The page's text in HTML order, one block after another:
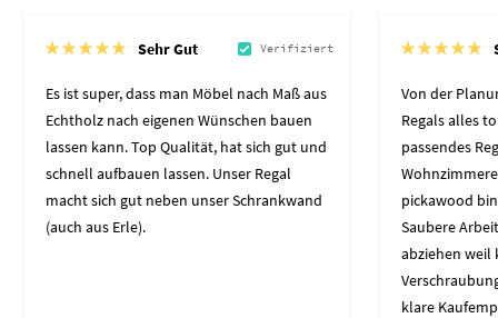
Sehr Gut Verifiziert
Es ist super, dass man Möbel nach Maß aus
Echtholz nach eigenen Wünschen bauen
lassen kann. Top Qualität, hat sich gut und
schnell aufbauen lassen. Unser Regal
macht sich gut neben unser Schrankwand
(auch aus Erle).
Von der
Regals alles
passendes
pickawood
Saubere
abziehen weil
klare